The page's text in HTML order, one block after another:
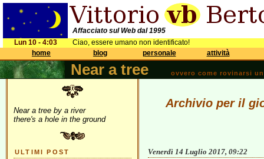
Affacciato sul Web dal 1995
Lun 10 - 4:03
Ciao, essere umano non identificato!
home
blog personale attività
Near a tree ovvero come rovinarsi
Near a tree by a river
there's a hole in the ground
ULTIMI POST
Archivio per il
Venerdì 14 Luglio 2017, 09:22